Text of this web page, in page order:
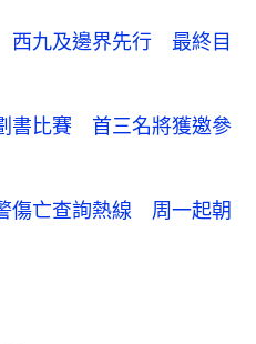
西九及邊界先行 最終目
書比賽 首三名將獲邀參
傷亡查詢熱線 周一起朝